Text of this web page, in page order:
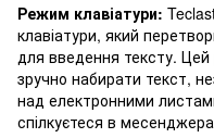
Режим клавіатури:
клавіатури, який
для введення тексту.
зручно набирати текст,
над електронними
спілкуєтеся в